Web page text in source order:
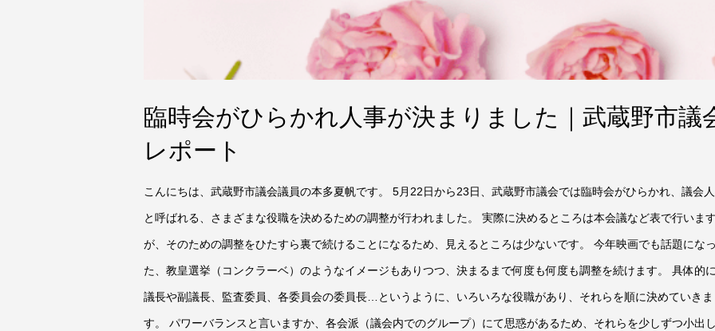
臨時会がひらかれ人事が決まりました｜武蔵野市議
レポート
こんにちは、武蔵野市議会議員の本多夏帆です。 5月22日から23日、武蔵野市議会では臨時会がひらかれ、議会
と呼ばれる、さまざまな役職を決めるための調整が行われました。 実際に決めるところは本会議など表で行いま
が、そのための調整をひたすら裏で続けることになるため、見えるところは少ないです。 今年映画でも話題にな
た、教皇選挙（コンクラーベ）のようなイメージもありつつ、決まるまで何度も何度も調整を続けます。 具体的
議長や副議長、監査委員、各委員会の委員長…というように、いろいろな役職があり、それらを順に決めていきま
す。 パワーバランスと言いますか、各会派（議会内でのグループ）にて思惑があるため、それらを少しずつ小出